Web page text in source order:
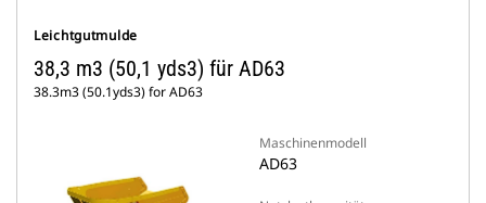
Leichtgutmulde
38,3 m3 (50,1 yds3) für AD63
38.3m3 (50.1yds3) for AD63
Maschinenmodell
AD63